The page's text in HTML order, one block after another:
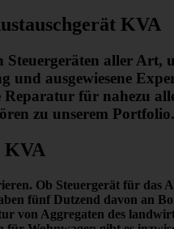
KVA
aller
ausgewiesene
für nahezu
zu unserem Portfolio.
KVA
Ob Steuergerät für das
fünf Dutzend davon an
von Aggregaten des